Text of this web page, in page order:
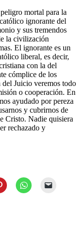
mortal para la
ignorante del
y sus tremendos
la civilización
El ignorante es un
liberal, es decir,
con la del
cómplice de los
Juicio veremos todo
o cooperación. En
ayudado por pereza
y cubrirnos de
Cristo. Nadie quisiera
rechazado y